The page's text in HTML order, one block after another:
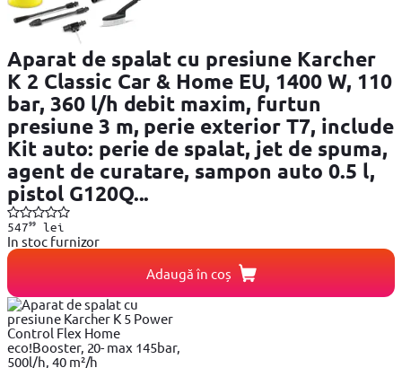
Aparat de spalat cu presiune Karcher
K 2 Classic Car & Home EU, 1400 W, 110
bar, 360 l/h debit maxim, furtun
presiune 3 m, perie exterior T7, include
Kit auto: perie de spalat, jet de spuma,
agent de curatare, sampon auto 0.5 l,
pistol G120Q...
54799lei
In stoc furnizor
Adaugă în coș